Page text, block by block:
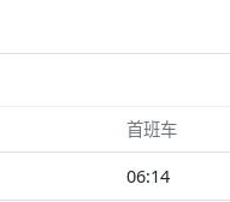
首班车
06:14